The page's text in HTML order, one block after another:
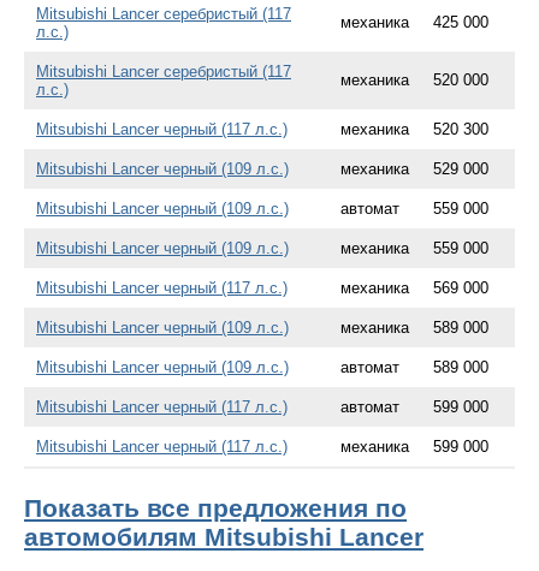
Mitsubishi Lancer серебристый (117
л.с.)
механика 425 000
Mitsubishi Lancer серебристый (117
л.с.)
механика 520 000
Mitsubishi Lancer черный (117 л.с.) механика 520 300
Mitsubishi Lancer черный (109 л.с.) механика 529 000
Mitsubishi Lancer черный (109 л.с.) автомат 559 000
Mitsubishi Lancer черный (109 л.с.) механика 559 000
Mitsubishi Lancer черный (117 л.с.) механика 569 000
Mitsubishi Lancer черный (109 л.с.) механика 589 000
Mitsubishi Lancer черный (109 л.с.) автомат 589 000
Mitsubishi Lancer черный (117 л.с.) автомат 599 000
Mitsubishi Lancer черный (117 л.с.) механика 599 000
Показать все предложения по
автомобилям Mitsubishi Lancer